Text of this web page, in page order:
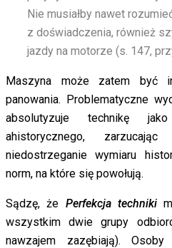
Nie musiałby nawet
z doświadczenia, również
jazdy na motorze (s. 147,
Maszyna może zatem być
panowania. Problematyczne
absolutyzuje technikę
ahistorycznego,
niedostrzeganie wymiaru
norm, na które się powołują.
Sądzę, że Perfekcja techniki
wszystkim dwie grupy
nawzajem zazębiają).